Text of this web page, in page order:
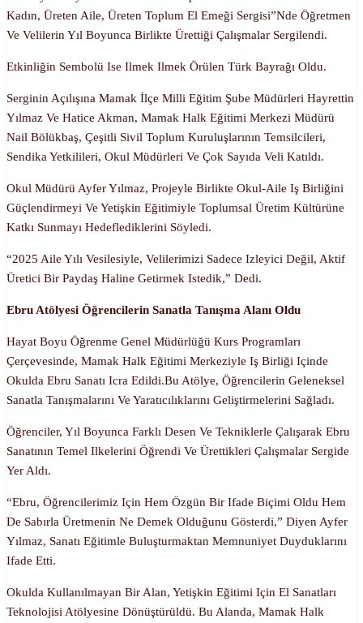
Kadın, Üreten Aile, Üreten Toplum El Emeği Sergisi”nde Öğretmen
Ve Velilerin Yıl Boyunca Birlikte Ürettiği Çalışmalar Sergilendi.
Etkinliğin Sembolü Ise Ilmek Ilmek Örülen Türk Bayrağı Oldu.
Serginin Açılışına Mamak İlçe Milli Eğitim Şube Müdürleri Hayrettin
Yılmaz Ve Hatice Akman, Mamak Halk Eğitimi Merkezi Müdürü
Nail Bölükbaş, Çeşitli Sivil Toplum Kuruluşlarının Temsilcileri,
Sendika Yetkilileri, Okul Müdürleri Ve Çok Sayıda Veli Katıldı.
Okul Müdürü Ayfer Yılmaz, Projeyle Birlikte Okul-Aile Iş Birliğini
Güçlendirmeyi Ve Yetişkin Eğitimiyle Toplumsal Üretim Kültürüne
Katkı Sunmayı Hedeflediklerini Söyledi.
“2025 Aile Yılı Vesilesiyle, Velilerimizi Sadece Izleyici Değil, Aktif
Üretici Bir Paydaş Haline Getirmek Istedik,” Dedi.
Ebru Atölyesi Öğrencilerin Sanatla Tanışma Alanı Oldu
Hayat Boyu Öğrenme Genel Müdürlüğü Kurs Programları
Çerçevesinde, Mamak Halk Eğitimi Merkeziyle Iş Birliği Içinde
Okulda Ebru Sanatı Icra Edildi.Bu Atölye, Öğrencilerin Geleneksel
Sanatla Tanışmalarını Ve Yaratıcılıklarını Geliştirmelerini Sağladı.
Öğrenciler, Yıl Boyunca Farklı Desen Ve Tekniklerle Çalışarak Ebru
Sanatının Temel Ilkelerini Öğrendi Ve Ürettikleri Çalışmalar Sergide
Yer Aldı.
“Ebru, Öğrencilerimiz Için Hem Özgün Bir Ifade Biçimi Oldu Hem
De Sabırla Üretmenin Ne Demek Olduğunu Gösterdi,” Diyen Ayfer
Yılmaz, Sanatı Eğitimle Buluşturmaktan Memnuniyet Duyduklarını
Ifade Etti.
Okulda Kullanılmayan Bir Alan, Yetişkin Eğitimi Için El Sanatları
Teknolojisi Atölyesine Dönüştürüldü. Bu Alanda, Mamak Halk